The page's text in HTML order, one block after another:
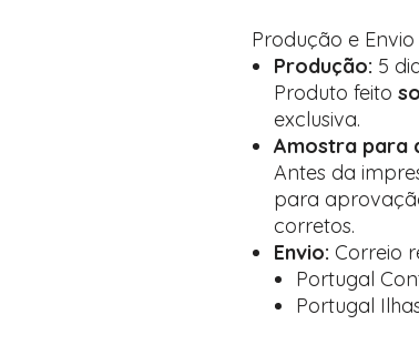
Produção e Envio
Produção: 5
Produto feito
exclusiva.
Amostra para
Antes da
para
corretos.
Envio: Correio
Portugal
Portugal